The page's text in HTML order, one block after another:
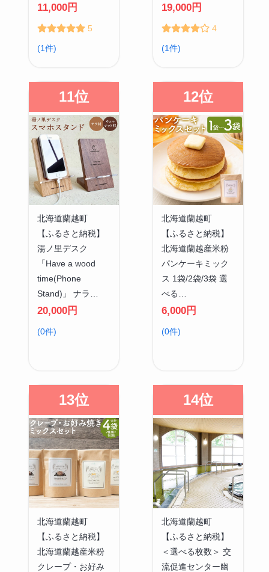
11,000円
5
(1件)
19,000円
4
(1件)
11位
北海道蘭越町
【ふるさと納税】
湯ノ里デスク
「Have a wood
time(Phone
Stand)」 ナラ…
20,000円
(0件)
12位
北海道蘭越町
【ふるさと納税】
北海道蘭越産米粉
パンケーキミック
ス 1袋/2袋/3袋 選
べる…
6,000円
(0件)
13位
北海道蘭越町
【ふるさと納税】
北海道蘭越産米粉
クレープ・お好み
14位
北海道蘭越町
【ふるさと納税】
＜選べる枚数＞ 交
流促進センター幽